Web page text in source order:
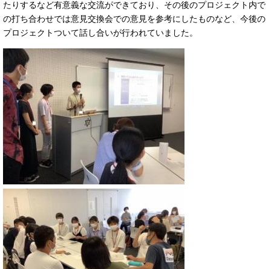
たりするなど有意義な交流ができており、その後のプロジェクト内で
の打ち合わせでは意見交換会での意見を参考にしたものなど、今後の
プロジェクトついて話し合いが行われていました。